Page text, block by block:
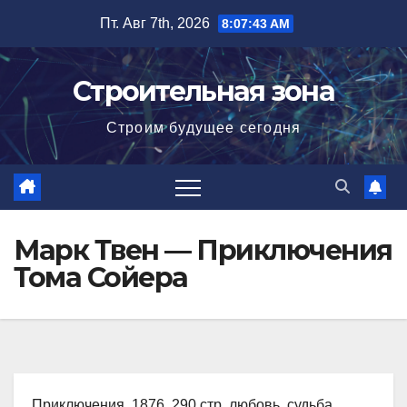
содержимому
Пт. Авг 7th, 2026 8:07:44 AM
Строительная зона
Строим будущее сегодня
Марк Твен — Приключения
Тома Сойера